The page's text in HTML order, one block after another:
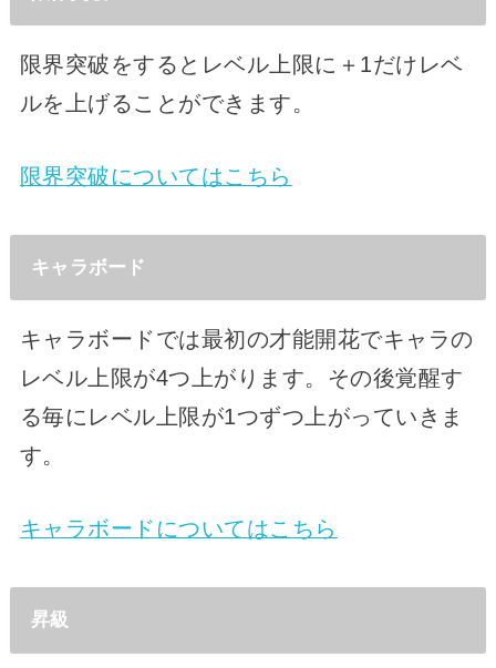
限界突破をするとレベル上限に＋1だけレベ
ルを上げることができます。
限界突破についてはこちら
キャラボード
キャラボードでは最初の才能開花でキャラの
レベル上限が4つ上がります。その後覚醒す
る毎にレベル上限が1つずつ上がっていきま
す。
キャラボードについてはこちら
昇級